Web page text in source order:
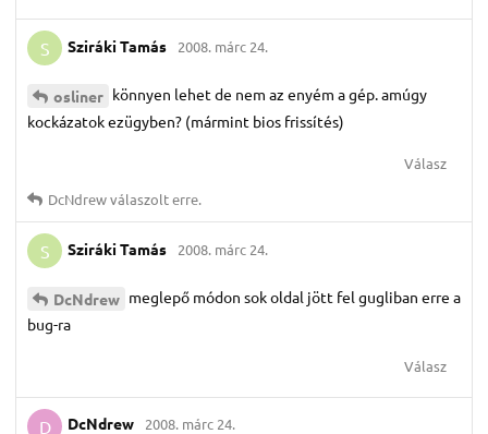
S Sziráki Tamás 2008. márc 24.
osliner könnyen lehet de nem az enyém a gép. amúgy
kockázatok ezügyben? (mármint bios frissítés)
Válasz
DcNdrewválaszolt erre.
S Sziráki Tamás 2008. márc 24.
DcNdrew meglepő módon sok oldal jött fel gugliban erre a
bug-ra
Válasz
D DcNdrew 2008. márc 24.